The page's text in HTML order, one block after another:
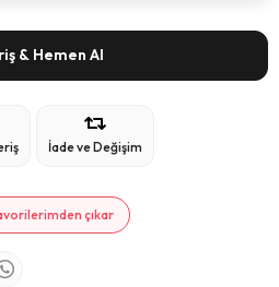
& Hemen Al
İade ve Değişim
çıkar